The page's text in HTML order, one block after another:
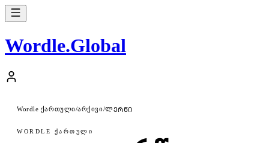
Wordle.Global
Wordle ქართული/არქივი/ᲚᲔᲠᲬᲘ
WORDLE ᲥᲐᲠᲗᲣᲚᲘ